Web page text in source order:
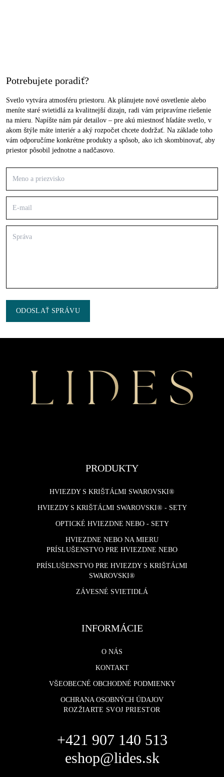
Potrebujete poradiť?
Svetlo vytvára atmosféru priestoru. Ak plánujete nové osvetlenie alebo
meníte staré svietidlá za kvalitnejší dizajn, radi vám pripravíme riešenie
na mieru. Napíšte nám pár detailov – pre akú miestnosť hľadáte svetlo, v
akom štýle máte interiér a aký rozpočet chcete dodržať. Na základe toho
vám odporučíme konkrétne produkty a spôsob, ako ich skombinovať, aby
priestor pôsobil jednotne a nadčasovo.
ODOSLAŤ SPRÁVU
PRODUKTY
HVIEZDY S KRIŠTÁĽMI SWAROVSKI®
HVIEZDY S KRIŠTÁĽMI SWAROVSKI® - SETY
OPTICKÉ HVIEZDNE NEBO - SETY
HVIEZDNE NEBO NA MIERU
PRÍSLUŠENSTVO PRE HVIEZDNE NEBO
PRÍSLUŠENSTVO PRE HVIEZDY S KRIŠTÁĽMI
SWAROVSKI®
ZÁVESNÉ SVIETIDLÁ
INFORMÁCIE
O NÁS
KONTAKT
VŠEOBECNÉ OBCHODNÉ PODMIENKY
OCHRANA OSOBNÝCH ÚDAJOV
ROZŽIARTE SVOJ PRIESTOR
+421 907 140 513
eshop@lides.sk